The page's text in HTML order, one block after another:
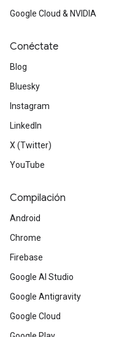
Google Cloud & NVIDIA
Conéctate
Blog
Bluesky
Instagram
LinkedIn
X (Twitter)
YouTube
Compilación
Android
Chrome
Firebase
Google AI Studio
Google Antigravity
Google Cloud